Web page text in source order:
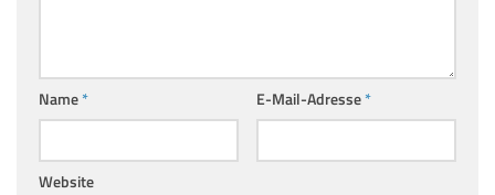
Name* E-Mail-Adresse*
Website